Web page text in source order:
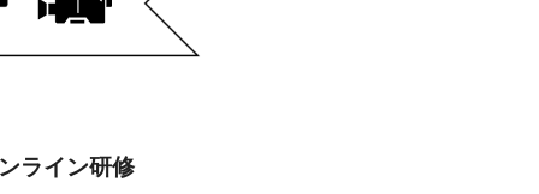
ライン研修